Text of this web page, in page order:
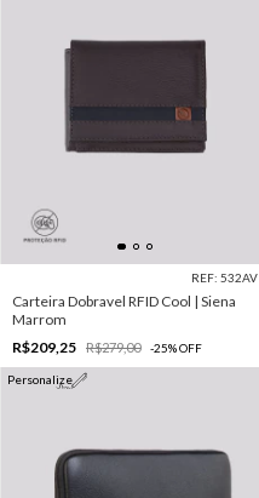
REF: 532AV
Carteira Dobravel RFID Cool | Siena
Marrom
R$209,25
R$279,00 -25%OFF
Personalize